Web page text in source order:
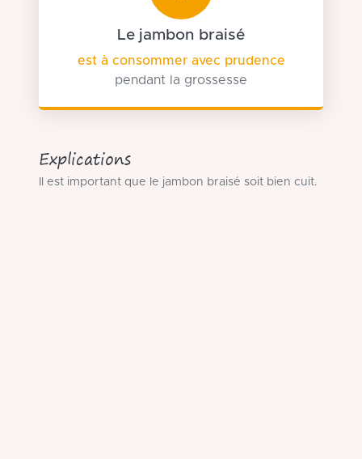
Le jambon braisé
est à consommer avec prudence
pendant la grossesse
Explications
Il est important que le jambon braisé soit bien cuit.